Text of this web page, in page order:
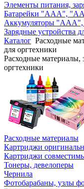
Элементы питания,
Батарейки "AAA",
Аккумуляторы
Зарядные устройства
Каталог Расходные
для оргтехники
Расходные материалы,
оргтехники
Расходные материалы
Картриджи
Картриджи
Тонеры, девелоперы
Чернила
Фотобарабаны, узлы